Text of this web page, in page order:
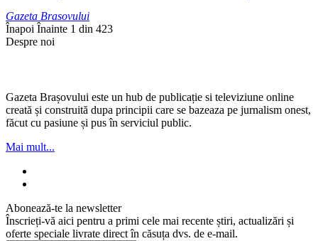
Gazeta Brasovului
Înapoi Înainte 1 din 423
Despre noi
Gazeta Brașovului este un hub de publicație si televiziune online
creată și construită dupa principii care se bazeaza pe jurnalism onest,
făcut cu pasiune și pus în serviciul public.
Mai mult...
Abonează-te la newsletter
Înscrieți-vă aici pentru a primi cele mai recente știri, actualizări și
oferte speciale livrate direct în căsuța dvs. de e-mail.